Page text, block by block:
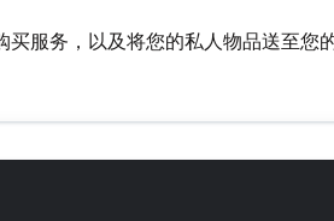
服务，以及将您的私人物品送至您